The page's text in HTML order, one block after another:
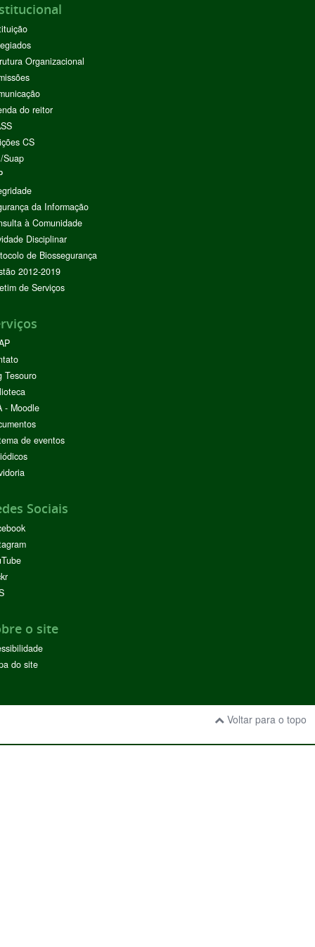
Organizacional
do reitor
CS
Suap
da Informação
à Comunidade
Disciplinar
de Biossegurança
2012-2019
de Serviços
Tesouro
- Moodle
de eventos
Sociais
o site
do site
Voltar para o topo